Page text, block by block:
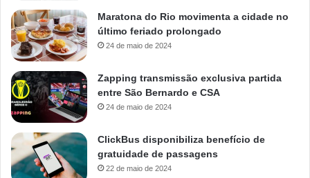
Maratona do Rio movimenta a cidade no
último feriado prolongado
24 de maio de 2024
Zapping transmissão exclusiva partida
entre São Bernardo e CSA
24 de maio de 2024
ClickBus disponibiliza benefício de
gratuidade de passagens
22 de maio de 2024